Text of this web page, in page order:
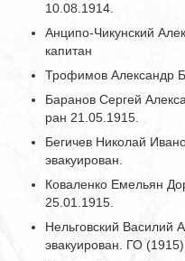
10.08.1914.
Анципо-Чикунский
капитан
Трофимов Александр
Баранов Сергей
ран 21.05.1915.
Бегичев Николай
эвакуирован.
Коваленко Емельян
25.01.1915.
Нельговский Василий
эвакуирован. ГО (1915)